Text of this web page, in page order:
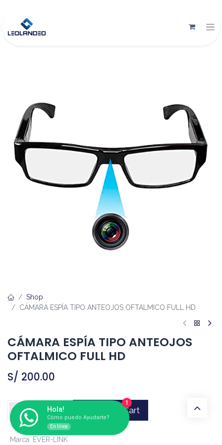
Shop
CÁMARA ESPÍA TIPO ANTEOJOS OFTALMICO FULL HD
CÁMARA ESPÍA TIPO ANTEOJOS
OFTALMICO FULL HD
S/ 200.00
Add to Cart
Marca: EVER-LINK
Hola!
Cómo puedo Ayudarte?
En línea
1